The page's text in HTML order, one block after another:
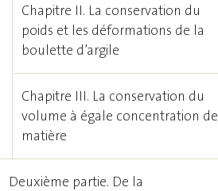
Chapitre II. La conservation du
poids et les déformations de la
boulette d’argile
Chapitre III. La conservation du
volume à égale concentration de
matière
Deuxième partie. De la